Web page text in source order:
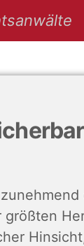
größten